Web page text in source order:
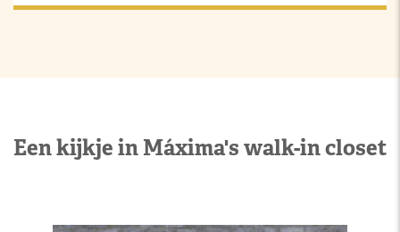
Een kijkje in Máxima's walk-in closet